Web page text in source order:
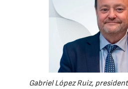
Gabriel López Ruiz,